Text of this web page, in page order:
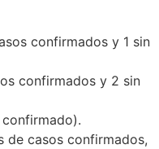
confirmados y 1 sin
confirmados y 2 sin
de casos confirmados,